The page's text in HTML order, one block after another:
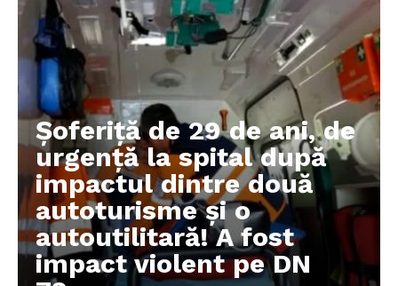
Șoferiță de 29 de ani, de
urgență la spital după
impactul dintre două
autoturisme și o
autoutilitară! A fost
impact violent pe DN